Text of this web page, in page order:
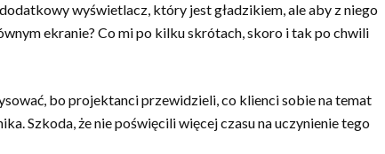
wyświetlacz, który jest gładzikiem, ale aby z niego
ekranie? Co mi po kilku skrótach, skoro i tak po chwili
bo projektanci przewidzieli, co klienci sobie na temat
Szkoda, że nie poświęcili więcej czasu na uczynienie tego